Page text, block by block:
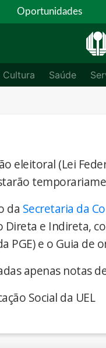
Oportunidades
Cultura Saúde
eleitoral (Lei
da Secretaria da
e Indireta,
PGE) e o Guia
apenas notas
Social da UEL